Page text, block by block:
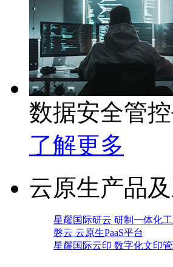
数据安全管
了解更多
云原生产品
星耀国际研云 研制一体化
磐云 云原生PaaS平台
星耀国际云印 数字化文印